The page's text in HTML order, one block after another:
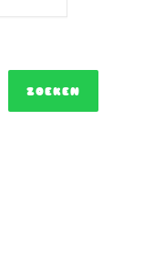
ZOEKEN